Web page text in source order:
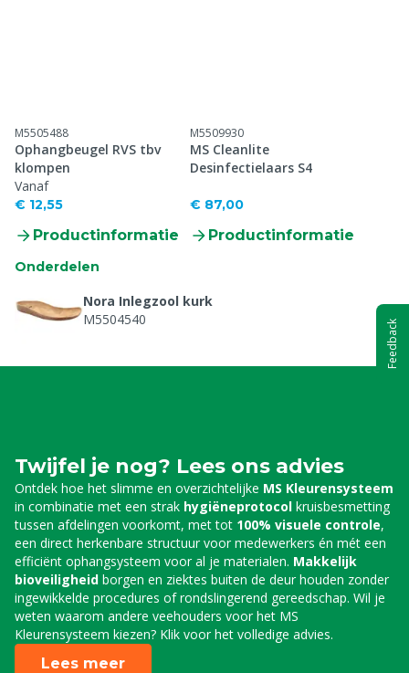
M5505488
Ophangbeugel RVS tbv
klompen
Vanaf
€ 12,55
Productinformatie
M5509930
MS Cleanlite
Desinfectielaars S4
€ 87,00
Productinformatie
Onderdelen
Nora Inlegzool kurk
M5504540
Twijfel je nog? Lees ons advies
Ontdek hoe het slimme en overzichtelijke MS Kleurensysteem
in combinatie met een strak hygiëneprotocol kruisbesmetting
tussen afdelingen voorkomt, met tot 100% visuele controle,
een direct herkenbare structuur voor medewerkers én mét een
efficiënt ophangsysteem voor al je materialen. Makkelijk
bioveiligheid borgen en ziektes buiten de deur houden zonder
ingewikkelde procedures of rondslingerend gereedschap. Wil je
weten waarom andere veehouders voor het MS
Kleurensysteem kiezen? Klik voor het volledige advies.
Lees meer
Feedback